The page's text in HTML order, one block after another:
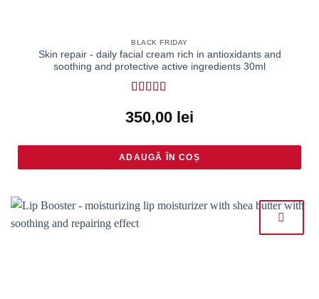
BLACK FRIDAY
Skin repair - daily facial cream rich in antioxidants and
soothing and protective active ingredients 30ml
4.22out
of 5
350,00 lei
ADAUGĂ ÎN COȘ